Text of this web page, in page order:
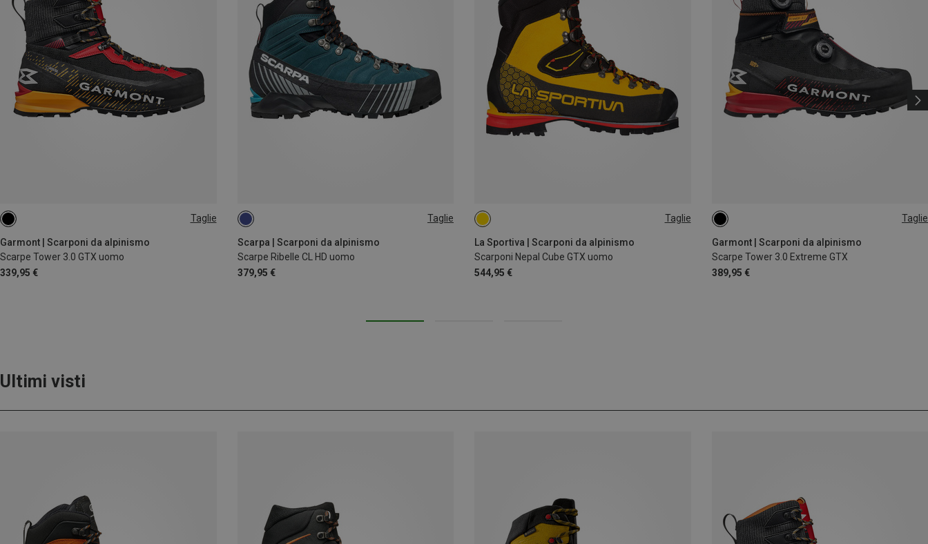
Taglie
Garmont | Scarponi da alpinismo
Scarpe Tower 3.0 GTX uomo
339,95 €
Taglie
Scarpa | Scarponi da alpinismo
Scarpe Ribelle CL HD uomo
379,95 €
42 Taglie
La Sportiva | Scarponi da alpinismo
Scarponi Nepal Cube GTX uomo
544,95 €
41.5 Taglie
Garmont | Scarponi da alpinismo
Scarpe Tower 3.0 Extreme GTX
389,95 €
Ultimi visti